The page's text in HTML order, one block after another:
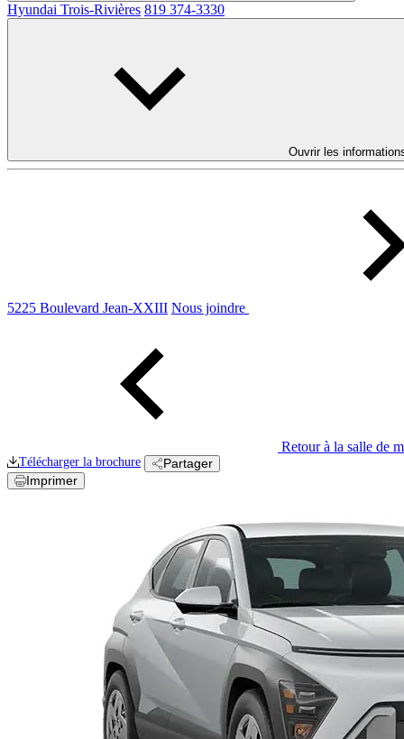
Hyundai Trois-Rivières 819 374-3330
Ouvrir les
5225 Boulevard Jean-XXIII Nous joindre
Retour à la salle de
Télécharger la brochure
Partager
Imprimer